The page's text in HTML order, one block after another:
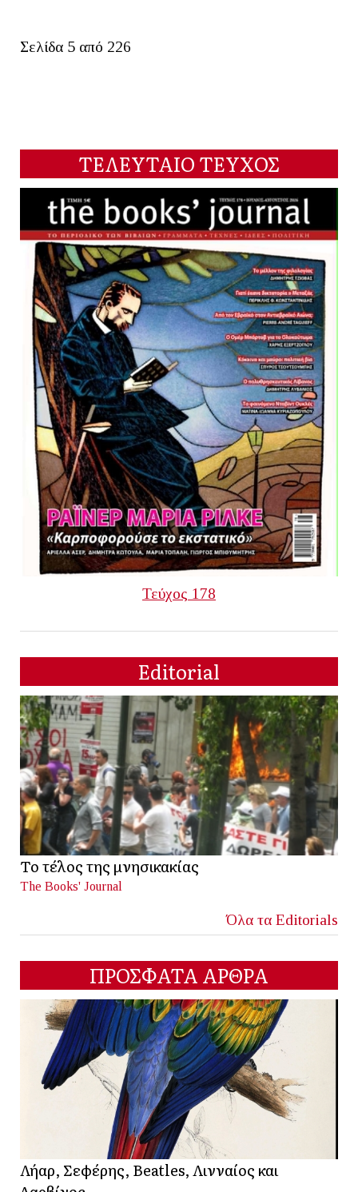
Σελίδα 5 από 226
ΤΕΛΕΥΤΑΙΟ ΤΕΥΧΟΣ
Τεύχος 178
Editorial
Το τέλος της μνησικακίας
The Books' Journal
Όλα τα Editorials
ΠΡΟΣΦΑΤΑ ΑΡΘΡΑ
Λήαρ, Σεφέρης, Beatles, Λινναίος και